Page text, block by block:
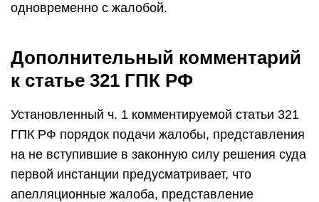
одновременно с жалобой.
Дополнительный комментарий
к статье 321 ГПК РФ
Установленный ч. 1 комментируемой статьи 321
ГПК РФ порядок подачи жалобы, представления
на не вступившие в законную силу решения суда
первой инстанции предусматривает, что
апелляционные жалоба, представление